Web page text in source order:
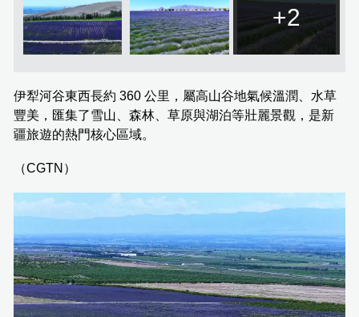
+2
伊犁河谷東西長約 360 公里，屬高山谷地氣候溫潤、水草
豐美，匯集了雪山、森林、草原與湖泊等壯麗景觀，是新
疆旅遊的熱門核心區域。
（CGTN）